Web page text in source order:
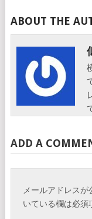
ABOUT THE
ADD A
メールアドレスが
いている欄は必須